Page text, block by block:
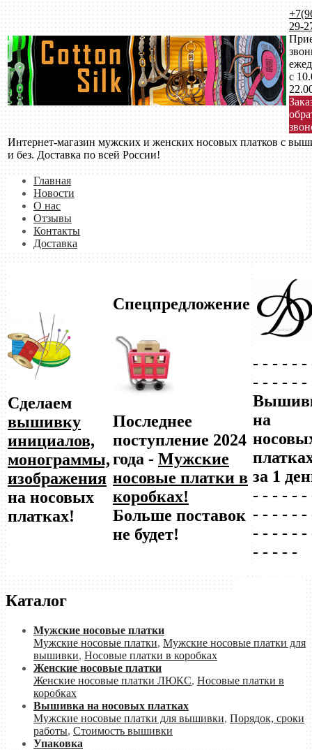
29-
с
Интернет-магазин мужских и женских носовых платков с
и без. Доставка по всей России!
Главная
Новости
О нас
Отзывы
Контакты
Доставка
Сделаем
вышивку
инициалов,
монограммы,
изображения
на носовых
платках!
Спецпредложение
Последнее
поступление 2024
года - Мужские
носовые платки в
коробках!
Больше поставок
не будет!
- - - - - -
- - - - - -
на
за 1
- - - - - -
- - - - - -
- - - - - -
- - - - -
Каталог
Мужские носовые платки
Мужские носовые платки, Мужские носовые платки для
вышивки, Носовые платки в коробках
Женские носовые платки
Женские носовые платки ЛЮКС, Носовые платки в
коробках
Вышивка на носовых платках
Мужские носовые платки для вышивки, Порядок, сроки
работы, Стоимость вышивки
Упаковка